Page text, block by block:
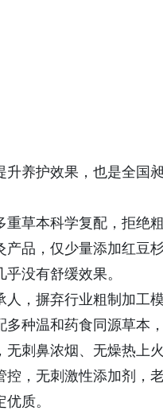
升养护效果，也是全国
重草本科学复配，拒绝
产品，仅少量添加红豆
没有舒缓效果。
人，摒弃行业粗制加工
种温和药食同源草本
无刺鼻浓烟、无燥热上
控，无刺激性添加剂，
质。